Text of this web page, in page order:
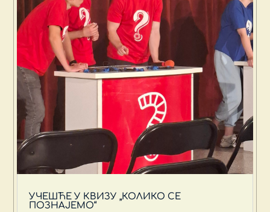
УЧЕШЋЕ У КВИЗУ „КОЛИКО СЕ
ПОЗНАЈЕМО“